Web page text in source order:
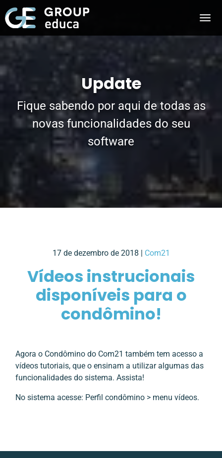
Update
Fique sabendo por aqui de todas as
novas funcionalidades do seu
software
17 de dezembro de 2018 | Com21
Vídeos instrucionais
disponíveis para o
condômino!
Agora o Condômino do Com21 também tem acesso a
vídeos tutoriais, que o ensinam a utilizar algumas das
funcionalidades do sistema. Assista!
No sistema acesse: Perfil condômino > menu vídeos.